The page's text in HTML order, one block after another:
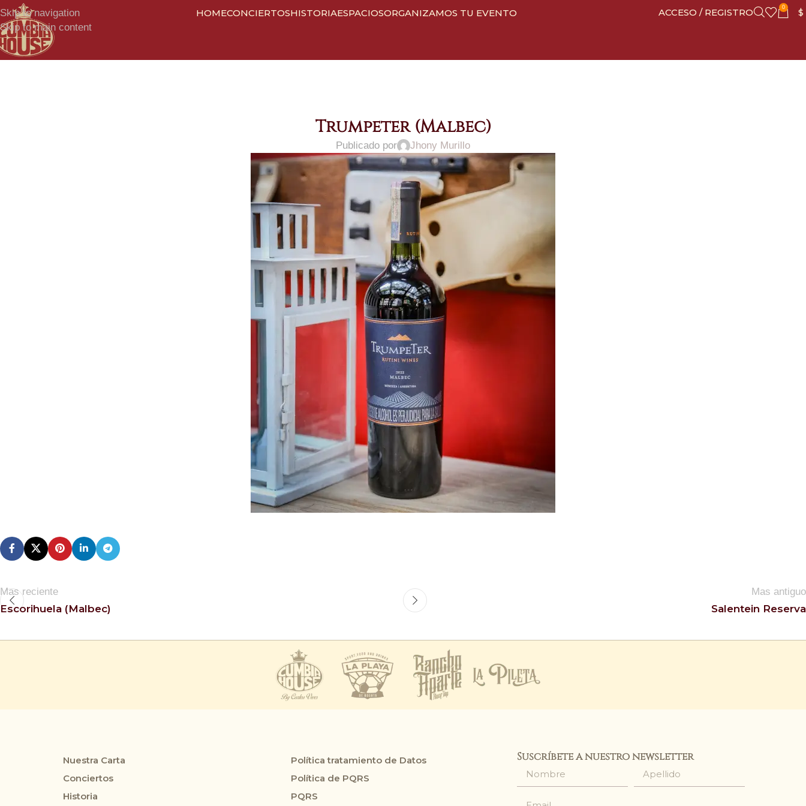
Skip to navigation
Skip to main content
HOMECONCIERTOSHISTORIAESPACIOSORGANIZAMOS TU EVENTO ACCESO / REGISTRO 0 $
Trumpeter (Malbec)
Publicado por Jhony Murillo
Mas reciente
Escorihuela (Malbec)
Mas antiguo
Salentein Reserva
Nuestra Carta
Conciertos
Historia
Política tratamiento de Datos
Política de PQRS
PQRS
Suscríbete a nuestro newsletter